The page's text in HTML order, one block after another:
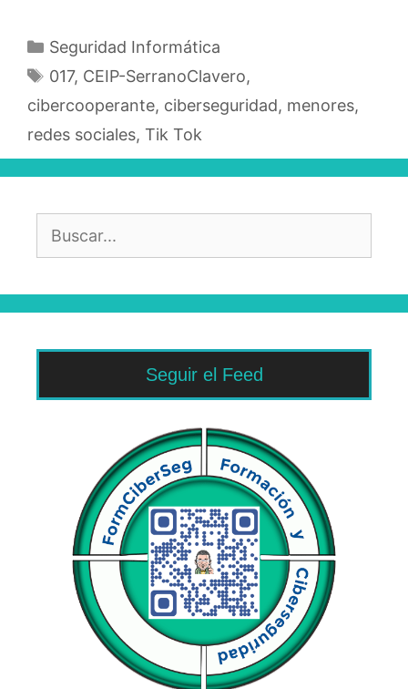
Categorías
Seguridad Informática
Etiquetas
017, CEIP-SerranoClavero,
cibercooperante, ciberseguridad, menores,
redes sociales, Tik Tok
Seguir el Feed